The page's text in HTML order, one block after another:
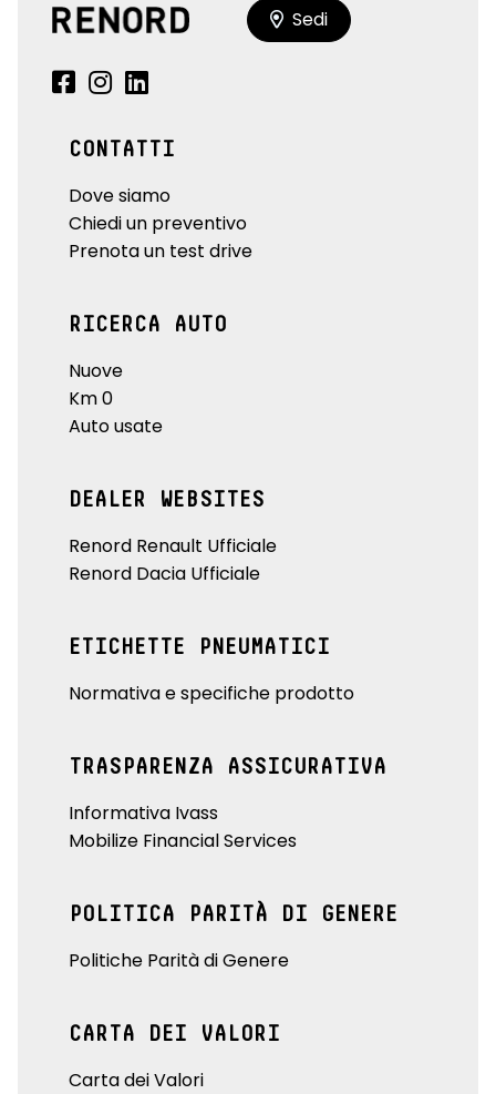
Sedi
CONTATTI
Dove siamo
Chiedi un preventivo
Prenota un test drive
RICERCA AUTO
Nuove
Km 0
Auto usate
DEALER WEBSITES
Renord Renault Ufficiale
Renord Dacia Ufficiale
ETICHETTE PNEUMATICI
Normativa e specifiche prodotto
TRASPARENZA ASSICURATIVA
Informativa Ivass
Mobilize Financial Services
POLITICA PARITÀ DI GENERE
Politiche Parità di Genere
CARTA DEI VALORI
Carta dei Valori